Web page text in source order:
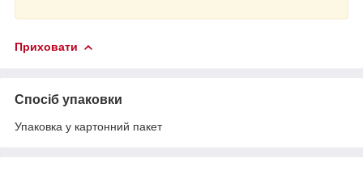
Приховати
Спосіб упаковки
Упаковка у картонний пакет